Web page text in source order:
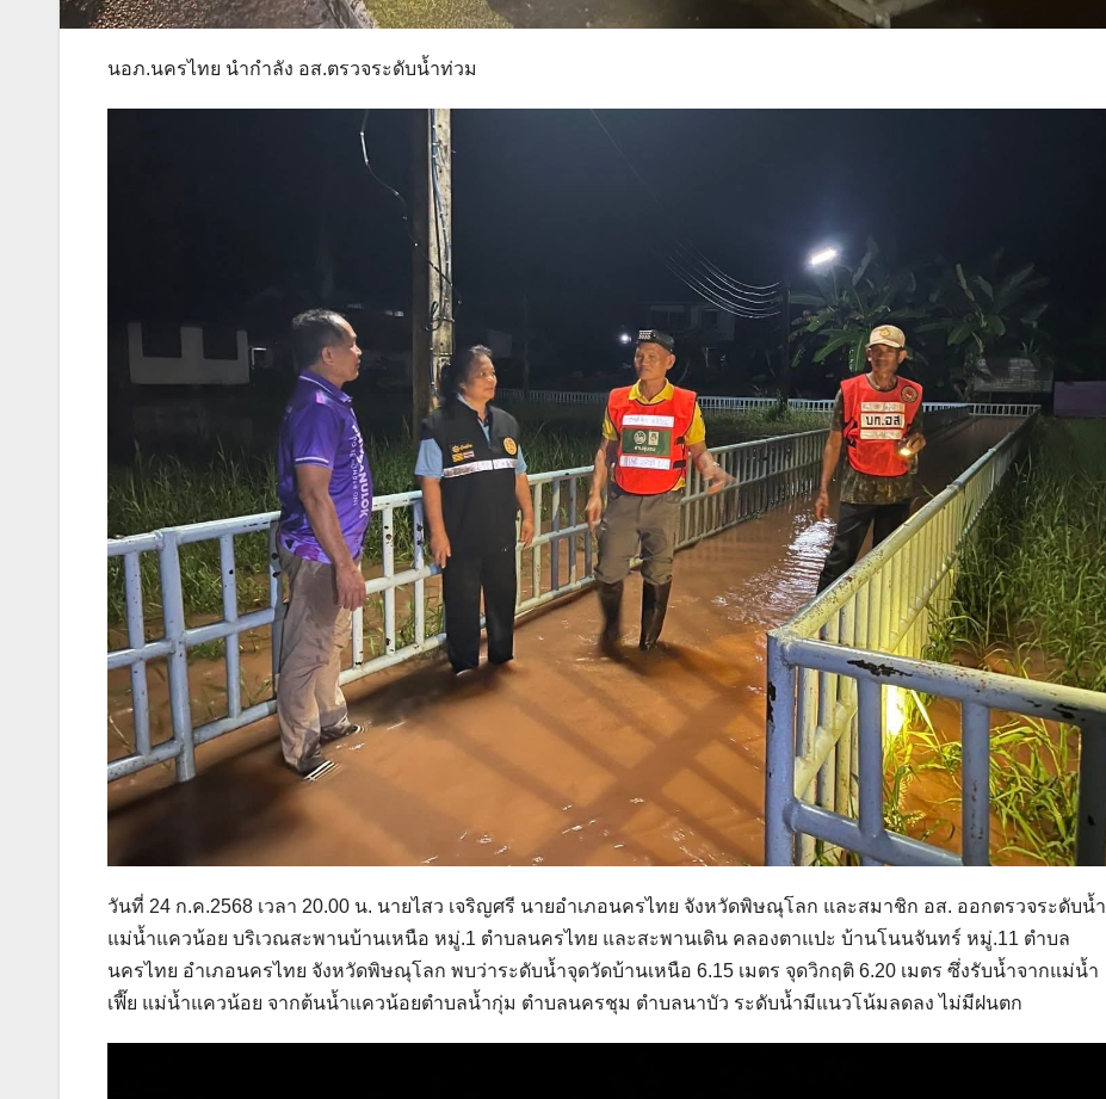
นอภ.นครไทย นำกำลัง อส.ตรวจระดับน้ำท่วม
วันที่ 24 ก.ค.2568 เวลา 20.00 น. นายไสว เจริญศรี นายอำเภอนครไทย จังหวัดพิษณุโลก และสมาชิก อส. ออกตรวจระดับน้ำ
แม่น้ำแควน้อย บริเวณสะพานบ้านเหนือ หมู่.1 ตำบลนครไทย และสะพานเดิน คลองตาแปะ บ้านโนนจันทร์ หมู่.11 ตำบล
นครไทย อำเภอนครไทย จังหวัดพิษณุโลก พบว่าระดับน้ำจุดวัดบ้านเหนือ 6.15 เมตร จุดวิกฤติ 6.20 เมตร ซึ่งรับน้ำจากแม่น้ำ
เฟี๊ย แม่น้ำแควน้อย จากต้นน้ำแควน้อยตำบลน้ำกุ่ม ตำบลนครชุม ตำบลนาบัว ระดับน้ำมีแนวโน้มลดลง ไม่มีฝนตก